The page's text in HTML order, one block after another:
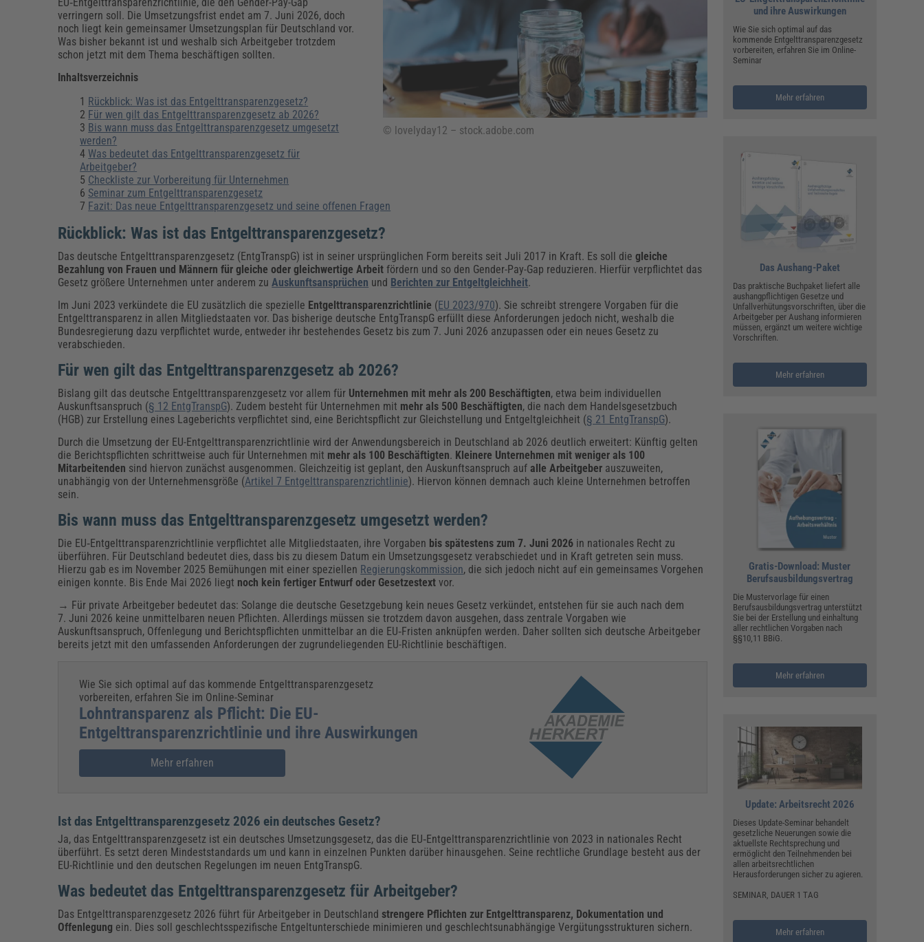
Energie & Umwelt
Führung & Management
Gesundheit & Pflege
Kommunales
Fachpublikationen & Arbeitshilfen
Hausmeister & Haustechnik
Grünflächen
Recht, Sicherheit & Ordnung
Vergaberecht
Verkehrsrecht
Weiterbildungen (AKADEMIE HERKERT)
Kommunales
Weiterbildungen (AKADEMIE HERKERT)
Personalmanagement
Fachpublikationen & Arbeitshilfen
Weiterbildungen (AKADEMIE HERKERT)
Weiterbildungen (AKADEMIE HERKERT)
Reisekosten & Finanzen
Zoll und Export
Fachpublikationen & Arbeitshilfen
Zollabwicklung & Exportabwicklung Zollverfahren & Zollvorschriften
Weiterbildungen (AKADEMIE HERKERT)
Zoll & Export
© lovelyday12 – stock.adobe.com
verringern soll. Die Umsetzungsfrist endet am 7. Juni 2026, doch
noch liegt kein gemeinsamer Umsetzungsplan für Deutschland vor.
Was bisher bekannt ist und weshalb sich Arbeitgeber trotzdem
schon jetzt mit dem Thema beschäftigen sollten.
Inhaltsverzeichnis
Rückblick: Was ist das Entgelttransparenzgesetz?
Für wen gilt das Entgelttransparenzgesetz ab 2026?
Bis wann muss das Entgelttransparenzgesetz umgesetzt
werden?
Was bedeutet das Entgelttransparenzgesetz für
Arbeitgeber?
Checkliste zur Vorbereitung für Unternehmen
Seminar zum Entgelttransparenzgesetz
Fazit: Das neue Entgelttransparenzgesetz und seine offenen Fragen
Rückblick: Was ist das Entgelttransparenzgesetz?
Das deutsche Entgelttransparenzgesetz (EntgTranspG) ist in seiner ursprünglichen Form bereits seit Juli 2017 in Kraft. Es soll diegleiche
Bezahlung von Frauen und Männern für gleiche oder gleichwertige Arbeit fördern und so den Gender-Pay-Gap reduzieren. Hierfür verpflichtet das
Gesetz größere Unternehmen unter anderem zuAuskunftsansprüchen und Berichten zur Entgeltgleichheit.
Im Juni 2023 verkündete die EU zusätzlich die spezielle Entgelttransparenzrichtlinie (EU 2023/970). Sie schreibt strengere Vorgaben für die
Entgelttransparenz in allen Mitgliedstaaten vor. Das bisherige deutsche EntgTranspG erfüllt diese Anforderungen jedoch nicht, weshalb die
Bundesregierung dazu verpflichtet wurde, entweder ihr bestehendes Gesetz bis zum 7. Juni 2026 anzupassen oder ein neues Gesetz zu
verabschieden.
Für wen gilt das Entgelttransparenzgesetz ab 2026?
Bislang gilt das deutsche Entgelttransparenzgesetz vor allem für Unternehmen mit mehr als 200 Beschäftigten, etwa beim individuellen
Auskunftsanspruch (§ 12 EntgTranspG). Zudem besteht für Unternehmen mit mehr als 500 Beschäftigten, die nach dem Handelsgesetzbuch
(HGB) zur Erstellung eines Lageberichts verpflichtet sind, eine Berichtspflicht zur Gleichstellung und Entgeltgleichheit (§ 21 EntgTranspG).
Durch die Umsetzung der EU-Entgelttransparenzrichtlinie wird der Anwendungsbereich in Deutschland ab 2026 deutlich erweitert: Künftig gelten
die Berichtspflichten schrittweise auch für Unternehmen mit mehr als 100 Beschäftigten. Kleinere Unternehmen mit weniger als 100
Mitarbeitenden sind hiervon zunächst ausgenommen. Gleichzeitig ist geplant, den Auskunftsanspruch aufalle Arbeitgeber auszuweiten,
unabhängig von der Unternehmensgröße (Artikel 7 Entgelttransparenzrichtlinie). Hiervon können demnach auch kleine Unternehmen betroffen
sein.
Bis wann muss das Entgelttransparenzgesetz umgesetzt werden?
Die EU‑Entgelttransparenzrichtlinie verpflichtet alle Mitgliedstaaten, ihre Vorgaben bis spätestens zum 7. Juni 2026 in nationales Recht zu
überführen. Für Deutschland bedeutet dies, dass bis zu diesem Datum ein Umsetzungsgesetz verabschiedet und in Kraft getreten sein muss.
Hierzu gab es im November 2025 Bemühungen mit einer speziellen Regierungskommission, die sich jedoch nicht auf ein gemeinsames Vorgehen
einigen konnte. Bis Ende Mai 2026 liegt noch kein fertiger Entwurf oder Gesetzestext vor.
→ Für private Arbeitgeber bedeutet das: Solange die deutsche Gesetzgebung kein neues Gesetz verkündet, entstehen für sie auch nach dem
7. Juni 2026 keine unmittelbaren neuen Pflichten. Allerdings müssen sie trotzdem davon ausgehen, dass zentrale Vorgaben wie
Auskunftsanspruch, Offenlegung und Berichtspflichten unmittelbar an die EU‑Fristen anknüpfen werden. Daher sollten sich deutsche Arbeitgeber
bereits jetzt mit den umfassenden Anforderungen der zugrundeliegenden EU-Richtlinie beschäftigen.
Wie Sie sich optimal auf das kommende Entgelttransparenzgesetz
vorbereiten, erfahren Sie im Online-Seminar
Lohntransparenz als Pflicht: Die EU-
Entgelttransparenzrichtlinie und ihre Auswirkungen
Mehr erfahren
Ist das Entgelttransparenzgesetz 2026 ein deutsches Gesetz?
Ja, das Entgelttransparenzgesetz ist ein deutsches Umsetzungsgesetz, das die EU‑Entgelttransparenzrichtlinie von 2023 in nationales Recht
überführt. Es setzt deren Mindeststandards um und kann in einzelnen Punkten darüber hinausgehen. Seine rechtliche Grundlage besteht aus der
EU-Richtlinie und den deutschen Regelungen im neuen EntgTranspG.
Was bedeutet das Entgelttransparenzgesetz für Arbeitgeber?
Das Entgelttransparenzgesetz 2026 führt für Arbeitgeber in Deutschlandstrengere Pflichten zur Entgelttransparenz, Dokumentation und
Offenlegung ein. Dies soll geschlechtsspezifische Entgeltunterschiede minimieren und geschlechtsunabhängige Vergütungsstrukturen sichern.
und ihre Auswirkungen
Wie Sie sich optimal auf das
kommende Entgelttransparenzgesetz
vorbereiten, erfahren Sie im Online-
Seminar
Mehr erfahren
Das Aushang-Paket
Das praktische Buchpaket liefert alle
aushangpflichtigen Gesetze und
Unfallverhütungsvorschriften, über die
Arbeitgeber per Aushang informieren
müssen, ergänzt um weitere wichtige
Vorschriften.
Mehr erfahren
Gratis-Download: Muster
Berufsausbildungsvertrag
Die Mustervorlage für einen
Berufsausbildungsvertrag unterstützt
Sie bei der Erstellung und einhaltung
aller rechtlichen Vorgaben nach
§§10,11 BBiG.
Mehr erfahren
Update: Arbeitsrecht 2026
Dieses Update-Seminar behandelt
gesetzliche Neuerungen sowie die
aktuellste Rechtsprechung und
ermöglicht den Teilnehmenden bei
allen arbeitsrechtlichen
Herausforderungen sicher zu agieren.
SEMINAR, DAUER 1 TAG
Mehr erfahren